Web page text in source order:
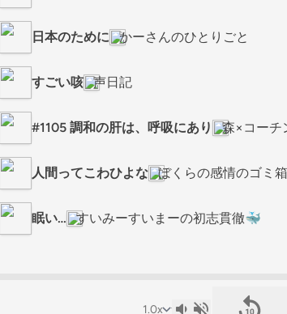
日本のために かーさんのひとりごと
すごい咳 声日記
#1105 調和の肝は、呼吸にあり 森×コーチ
人間ってこわひよな ぼくらの感情のゴミ箱
眠い… すいみーすいまーの初志貫徹🐳